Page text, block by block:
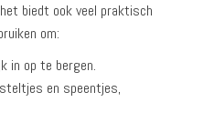
biedt ook veel praktisch
om:
in op te bergen.
en speentjes,